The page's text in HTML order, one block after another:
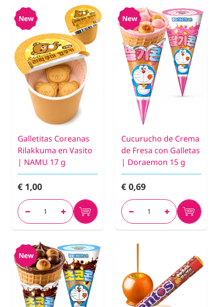
New
Galletitas Coreanas
Rilakkuma en Vasito
| NAMU 17 g
€ 1,00
New
Cucurucho de Crema
de Fresa con Galletas
| Doraemon 15 g
€ 0,69
New